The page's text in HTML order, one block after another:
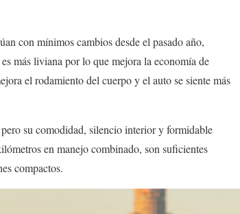
con mínimos cambios desde el pasado año,
más liviana por lo que mejora la economía de
el rodamiento del cuerpo y el auto se siente más
su comodidad, silencio interior y formidable
en manejo combinado, son suficientes
compactos.